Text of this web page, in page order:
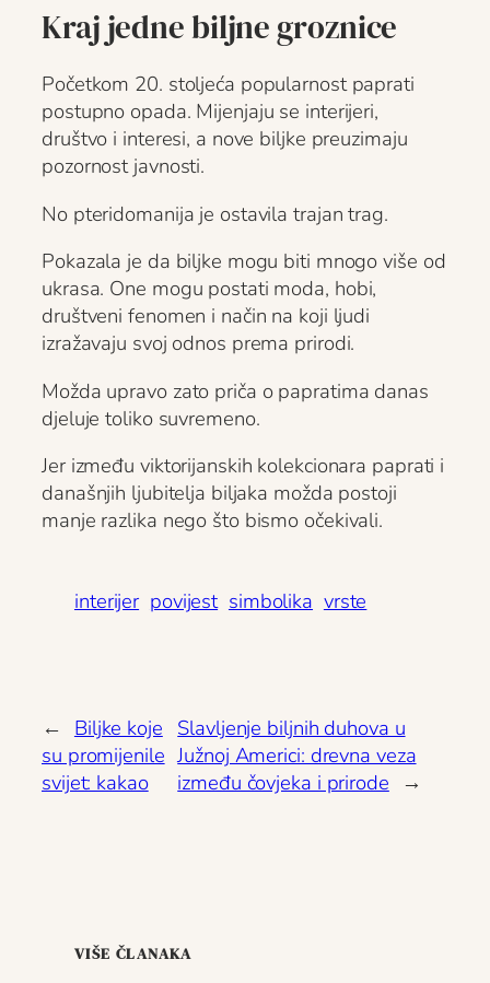
Kraj jedne biljne groznice
Početkom 20. stoljeća popularnost paprati
postupno opada. Mijenjaju se interijeri,
društvo i interesi, a nove biljke preuzimaju
pozornost javnosti.
No pteridomanija je ostavila trajan trag.
Pokazala je da biljke mogu biti mnogo više od
ukrasa. One mogu postati moda, hobi,
društveni fenomen i način na koji ljudi
izražavaju svoj odnos prema prirodi.
Možda upravo zato priča o papratima danas
djeluje toliko suvremeno.
Jer između viktorijanskih kolekcionara paprati i
današnjih ljubitelja biljaka možda postoji
manje razlika nego što bismo očekivali.
interijer povijest simbolika vrste
← Biljke koje
su promijenile
svijet: kakao
Slavljenje biljnih duhova u
Južnoj Americi: drevna veza
između čovjeka i prirode →
VIŠE ČLANAKA